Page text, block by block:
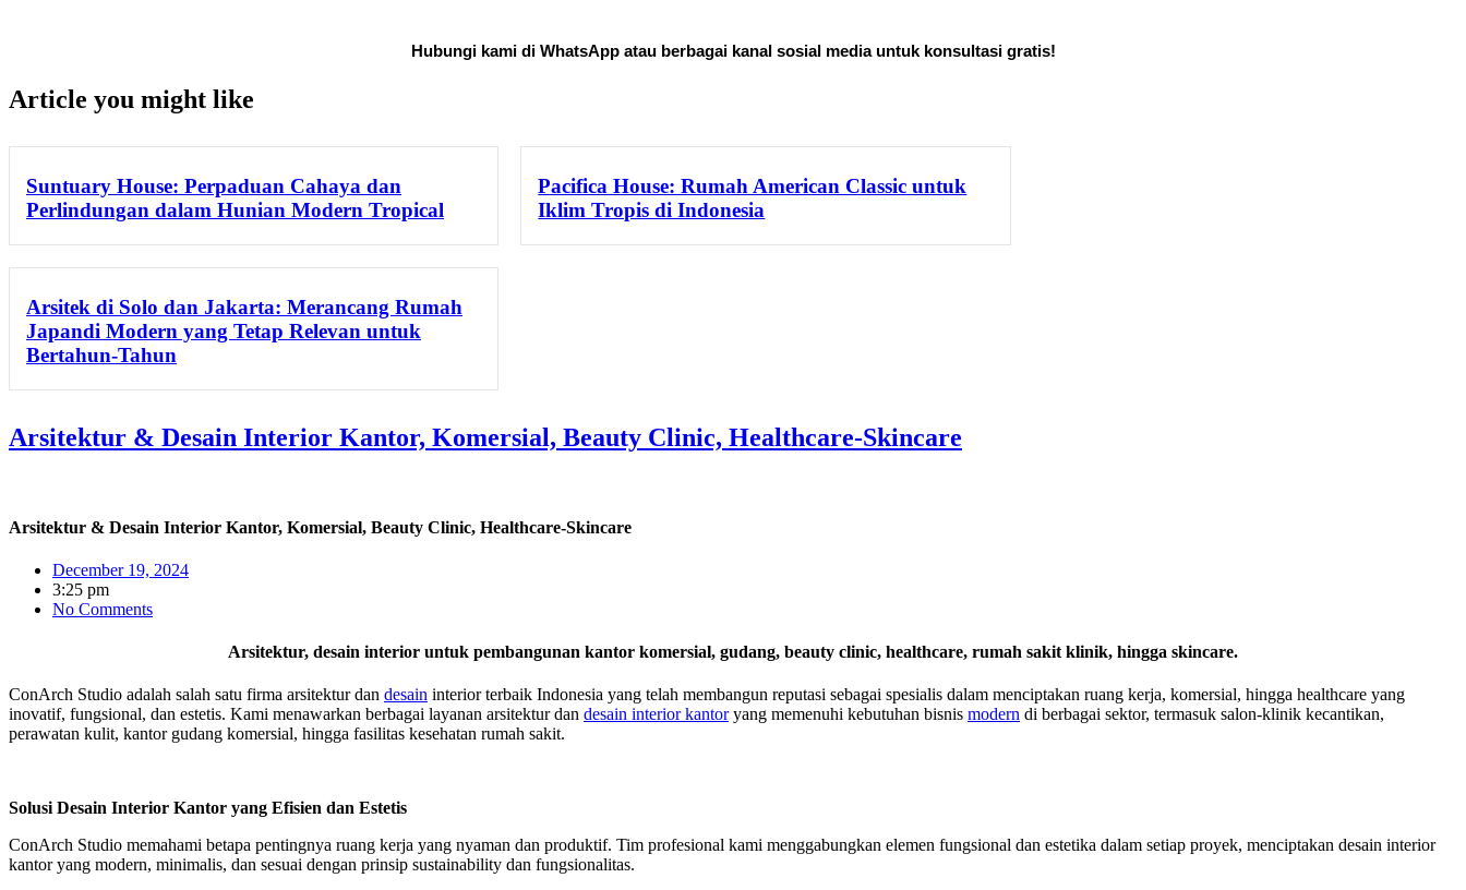
Hubungi kami di WhatsApp atau berbagai kanal sosial media untuk konsultasi gratis!
Article you might like
Suntuary House: Perpaduan Cahaya dan
Perlindungan dalam Hunian Modern Tropical
Pacifica House: Rumah American Classic untuk
Iklim Tropis di Indonesia
Arsitek di Solo dan Jakarta: Merancang Rumah
Japandi Modern yang Tetap Relevan untuk
Bertahun-Tahun
Arsitektur & Desain Interior Kantor, Komersial, Beauty Clinic, Healthcare-Skincare
Arsitektur & Desain Interior Kantor, Komersial, Beauty Clinic, Healthcare-Skincare
December 19, 2024
3:25 pm
No Comments
Arsitektur, desain interior untuk pembangunan kantor komersial, gudang, beauty clinic, healthcare, rumah sakit klinik, hingga skincare.
ConArch Studio adalah salah satu firma arsitektur dan desain interior terbaik Indonesia yang telah membangun reputasi sebagai spesialis dalam menciptakan ruang kerja, komersial, hingga healthcare yang
inovatif, fungsional, dan estetis. Kami menawarkan berbagai layanan arsitektur dan desain interior kantoryang memenuhi kebutuhan bisnis modern di berbagai sektor, termasuk salon-klinik kecantikan,
perawatan kulit, kantor gudang komersial, hingga fasilitas kesehatan rumah sakit.
Solusi Desain Interior Kantor yang Efisien dan Estetis
ConArch Studio memahami betapa pentingnya ruang kerja yang nyaman dan produktif. Tim profesional kami menggabungkan elemen fungsional dan estetika dalam setiap proyek, menciptakan desain interior
kantor yang modern, minimalis, dan sesuai dengan prinsip sustainability dan fungsionalitas.